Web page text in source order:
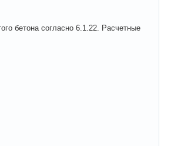
бетона согласно 6.1.22. Расчетные